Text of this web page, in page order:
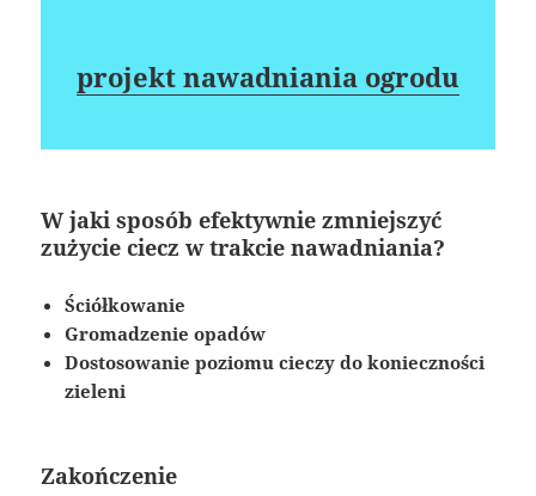
projekt nawadniania ogrodu
W jaki sposób efektywnie zmniejszyć
zużycie ciecz w trakcie nawadniania?
Ściółkowanie
Gromadzenie opadów
Dostosowanie poziomu cieczy do konieczności
zieleni
Zakończenie